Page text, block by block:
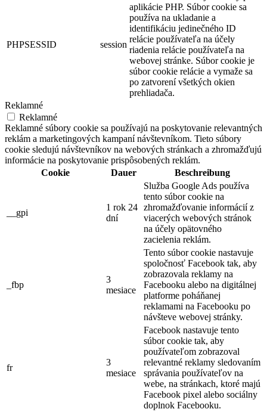
PHPSESSID session
aplikácie PHP. Súbor cookie sa
používa na ukladanie a
identifikáciu jedinečného ID
relácie používateľa na účely
riadenia relácie používateľa na
webovej stránke. Súbor cookie je
súbor cookie relácie a vymaže sa
po zatvorení všetkých okien
prehliadača.
Reklamné
Reklamné
Reklamné súbory cookie sa používajú na poskytovanie relevantných
reklám a marketingových kampaní návštevníkom. Tieto súbory
cookie sledujú návštevníkov na webových stránkach a zhromažďujú
informácie na poskytovanie prispôsobených reklám.
Cookie
Dauer Beschreibung
__gpi
1 rok 24
dní
Služba Google Ads používa
tento súbor cookie na
zhromažďovanie informácií z
viacerých webových stránok
na účely opätovného
zacielenia reklám.
_fbp
3
mesiace
Tento súbor cookie nastavuje
spoločnosť Facebook tak, aby
zobrazovala reklamy na
Facebooku alebo na digitálnej
platforme poháňanej
reklamami na Facebooku po
návšteve webovej stránky.
fr
3
mesiace
Facebook nastavuje tento
súbor cookie tak, aby
používateľom zobrazoval
relevantné reklamy sledovaním
správania používateľov na
webe, na stránkach, ktoré majú
Facebook pixel alebo sociálny
doplnok Facebooku.